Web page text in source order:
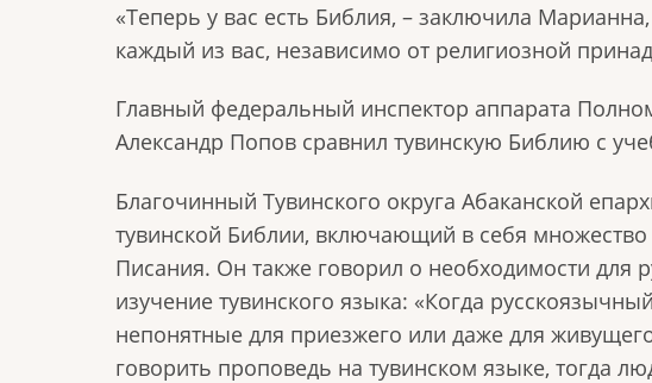
«Теперь у вас есть Библия, – заключила
каждый из вас, независимо от религиозной
Главный федеральный инспектор аппарата
Александр Попов сравнил тувинскую Библию с
Благочинный Тувинского округа Абаканской
тувинской Библии, включающий в себя
Писания. Он также говорил о необходимости для
изучение тувинского языка: «Когда
непонятные для приезжего или даже для
говорить проповедь на тувинском языке, тогда